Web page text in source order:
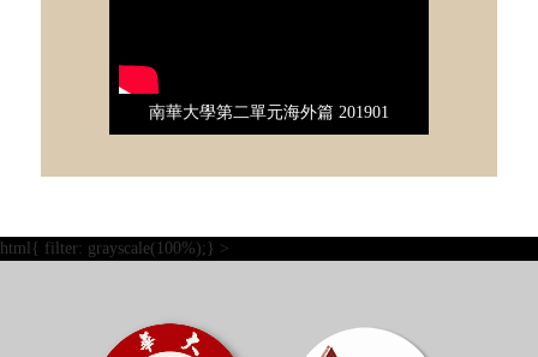
南華大學第二單元海外篇 201901
html{ filter: grayscale(100%);} >